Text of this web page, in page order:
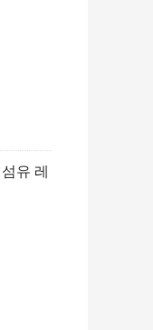
유 레